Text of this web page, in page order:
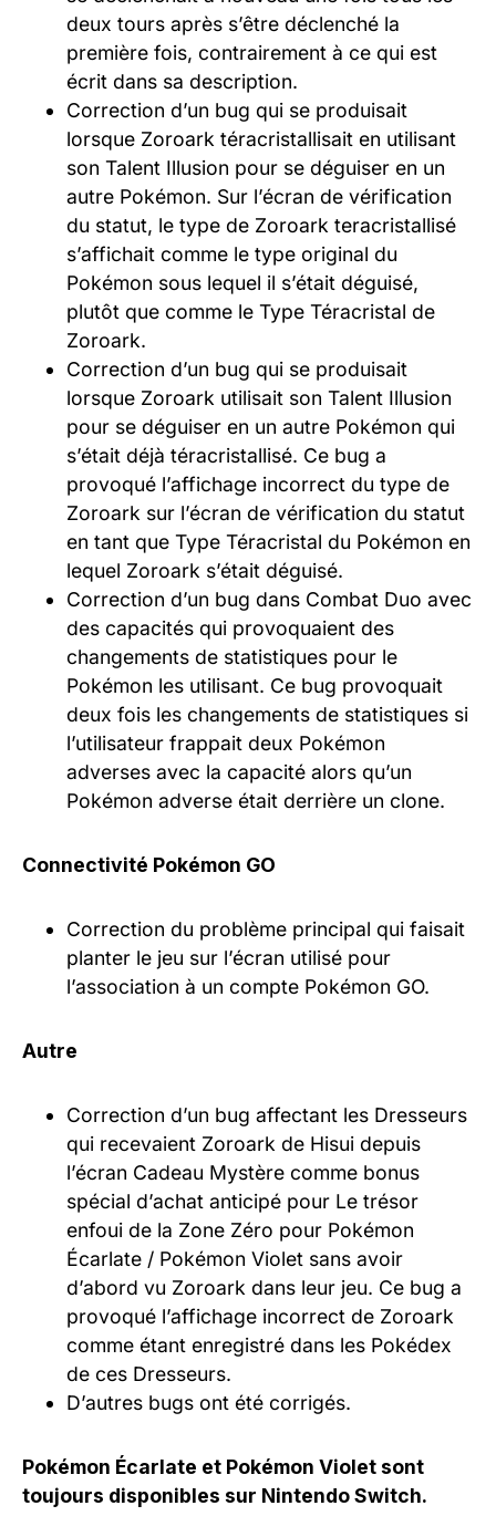
deux tours après s’être déclenché la
première fois, contrairement à ce qui est
écrit dans sa description.
Correction d’un bug qui se produisait
lorsque Zoroark téracristallisait en utilisant
son Talent Illusion pour se déguiser en un
autre Pokémon. Sur l’écran de vérification
du statut, le type de Zoroark teracristallisé
s’affichait comme le type original du
Pokémon sous lequel il s’était déguisé,
plutôt que comme le Type Téracristal de
Zoroark.
Correction d’un bug qui se produisait
lorsque Zoroark utilisait son Talent Illusion
pour se déguiser en un autre Pokémon qui
s’était déjà téracristallisé. Ce bug a
provoqué l’affichage incorrect du type de
Zoroark sur l’écran de vérification du statut
en tant que Type Téracristal du Pokémon en
lequel Zoroark s’était déguisé.
Correction d’un bug dans Combat Duo avec
des capacités qui provoquaient des
changements de statistiques pour le
Pokémon les utilisant. Ce bug provoquait
deux fois les changements de statistiques si
l’utilisateur frappait deux Pokémon
adverses avec la capacité alors qu’un
Pokémon adverse était derrière un clone.
Connectivité Pokémon GO
Correction du problème principal qui faisait
planter le jeu sur l’écran utilisé pour
l’association à un compte Pokémon GO.
Autre
Correction d’un bug affectant les Dresseurs
qui recevaient Zoroark de Hisui depuis
l’écran Cadeau Mystère comme bonus
spécial d’achat anticipé pour Le trésor
enfoui de la Zone Zéro pour Pokémon
Écarlate / Pokémon Violet sans avoir
d’abord vu Zoroark dans leur jeu. Ce bug a
provoqué l’affichage incorrect de Zoroark
comme étant enregistré dans les Pokédex
de ces Dresseurs.
D’autres bugs ont été corrigés.
Pokémon Écarlate et Pokémon Violet sont
toujours disponibles sur Nintendo Switch.